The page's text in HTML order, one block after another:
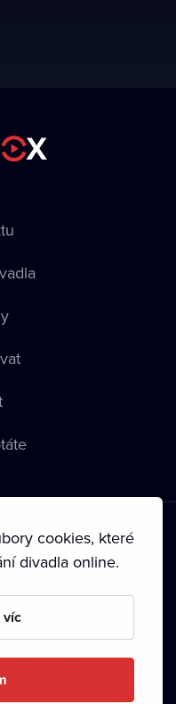
• Zásady používání
•
cookies, které
divadla online.
víc